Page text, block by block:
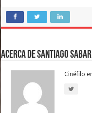
Acerca de Santiago
Cinéfilo